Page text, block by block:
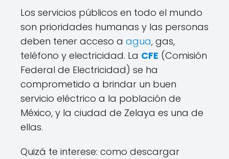
Los servicios públicos en todo el mundo
son prioridades humanas y las personas
deben tener acceso a agua, gas,
teléfono y electricidad. La CFE (Comisión
Federal de Electricidad) se ha
comprometido a brindar un buen
servicio eléctrico a la población de
México, y la ciudad de Zelaya es una de
ellas.
Quizá te interese: como descargar